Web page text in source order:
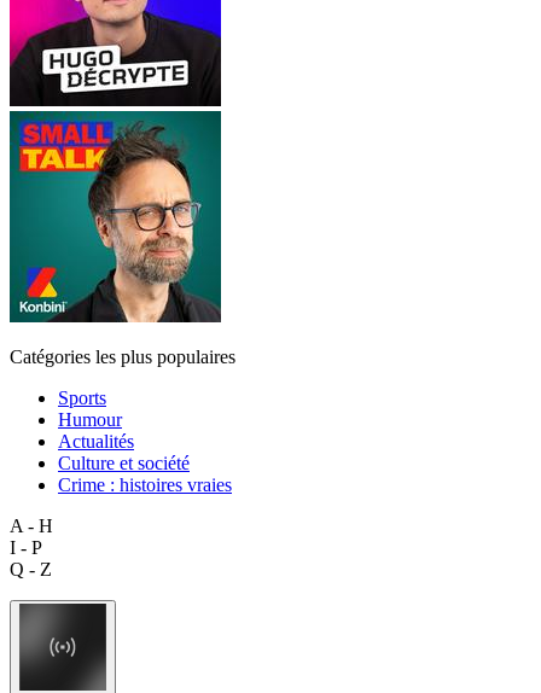
Catégories les plus populaires
Sports
Humour
Actualités
Culture et société
Crime : histoires vraies
A - H
I - P
Q - Z